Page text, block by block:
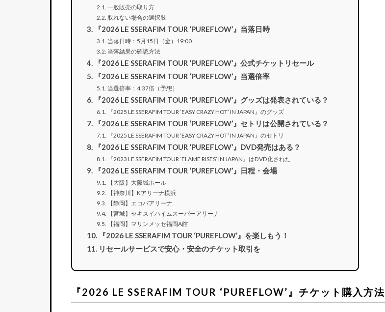
一般販売の取り方
取れない場合の選択肢
『2026 LE SSERAFIM TOUR ‘PUREFLOW’』当落日時
当落日時：5月15日（金）19:00
当落結果の確認方法
『2026 LE SSERAFIM TOUR ‘PUREFLOW’』公式チケットリセール
『2026 LE SSERAFIM TOUR ‘PUREFLOW’』当選倍率
当選倍率：4.37倍（予想）
『2026 LE SSERAFIM TOUR ‘PUREFLOW’』グッズは発表されている？
『2025 LE SSERAFIM TOUR ‘EASY CRAZY HOT’ IN JAPAN』のグッズ
『2026 LE SSERAFIM TOUR ‘PUREFLOW’』セトリは公開されている？
『2025 LE SSERAFIM TOUR ‘EASY CRAZY HOT’ IN JAPAN』のセトリ
『2026 LE SSERAFIM TOUR ‘PUREFLOW’』DVD発売はある？
『2023 LE SSERAFIM TOUR ‘FLAME RISES’ IN JAPAN』はDVD化された
『2026 LE SSERAFIM TOUR ‘PUREFLOW’』日程・会場
【大阪】大阪城ホール
【神奈川】Kアリーナ横浜
【静岡】エコパアリーナ
【宮城】セキスイハイムスーパーアリーナ
【福岡】マリンメッセ福岡A館
『2026 LE SSERAFIM TOUR ‘PUREFLOW’』を楽しもう！
リセールサービスで安心・安全のチケット取引を
『2026 LE SSERAFIM TOUR ‘PUREFLOW’』チケット購入方法